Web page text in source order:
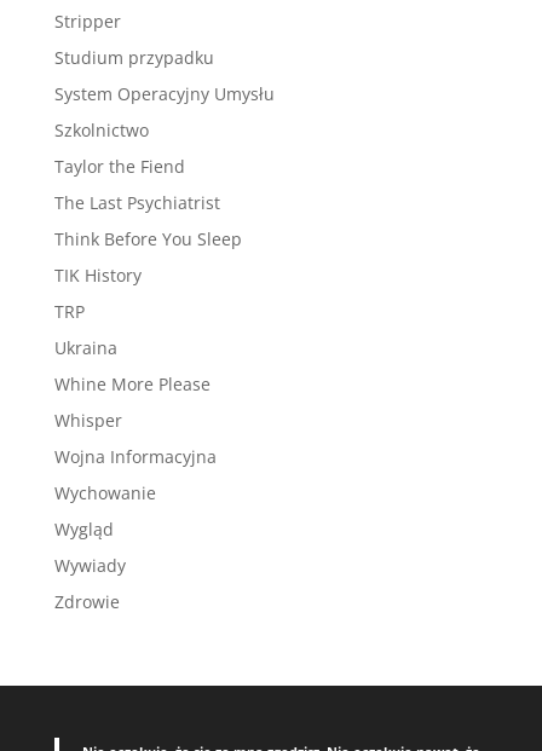
Stripper
Studium przypadku
System Operacyjny Umysłu
Szkolnictwo
Taylor the Fiend
The Last Psychiatrist
Think Before You Sleep
TIK History
TRP
Ukraina
Whine More Please
Whisper
Wojna Informacyjna
Wychowanie
Wygląd
Wywiady
Zdrowie